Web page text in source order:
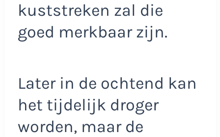
kuststreken zal die
goed merkbaar zijn.
Later in de ochtend kan
het tijdelijk droger
worden, maar de